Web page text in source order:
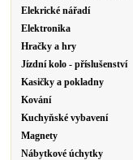
Elekrické nářadí
Elektronika
Hračky a hry
Jízdní kolo - příslušenství
Kasičky a pokladny
Kování
Kuchyňské vybavení
Magnety
Nábytkové úchytky